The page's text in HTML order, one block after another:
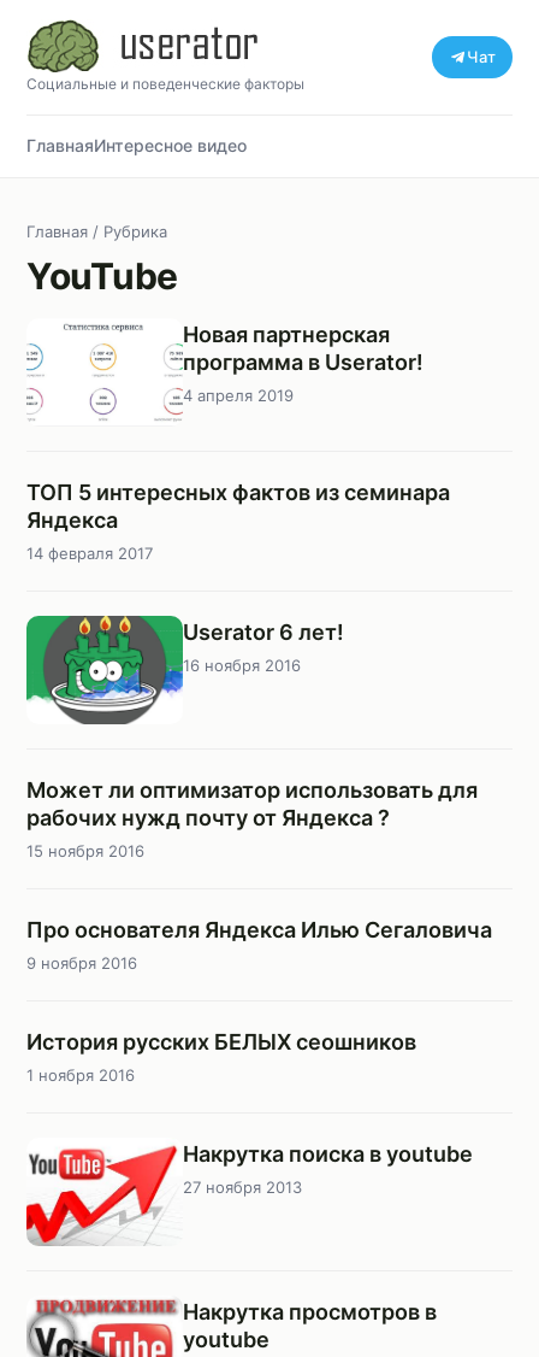
Социальные и поведенческие факторы
Чат
ГлавнаяИнтересное видео
Главная / Рубрика
YouTube
Новая партнерская
программа в Userator!
4 апреля 2019
ТОП 5 интересных фактов из семинара
Яндекса
14 февраля 2017
Userator 6 лет!
16 ноября 2016
Может ли оптимизатор использовать для
рабочих нужд почту от Яндекса ?
15 ноября 2016
Про основателя Яндекса Илью Сегаловича
9 ноября 2016
История русских БЕЛЫХ сеошников
1 ноября 2016
Накрутка поиска в youtube
27 ноября 2013
Накрутка просмотров в
youtube